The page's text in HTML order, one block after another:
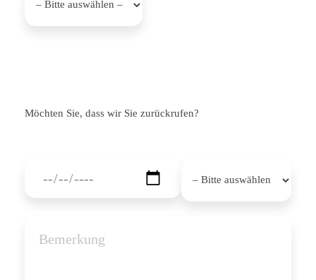
Möchten Sie, dass wir Sie zurückrufen?